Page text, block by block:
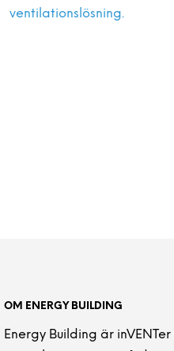
ventilationslösning.
OM ENERGY BUILDING
Energy Building är inVENTer